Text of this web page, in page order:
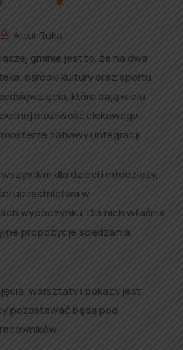
Artur Ruka
gminie jest to, że na dwa
ośrodki kultury oraz sportu
które dają wielu
możliwość ciekawego
zabawy i integracji.
dla dzieci i młodzieży,
uczestnictwa w
wypoczynku. Dla nich właśnie
propozycje spędzania
warsztaty i pokazy jest
pozostawać będą pod